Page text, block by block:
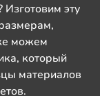
эту
можем
который
материалов